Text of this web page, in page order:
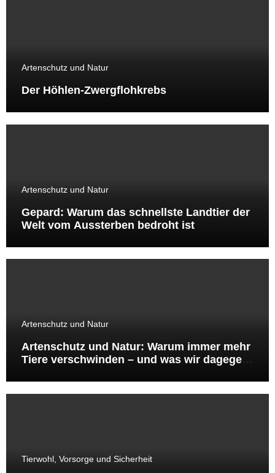
Artenschutz und Natur
Der Höhlen-Zwergflohkrebs
Artenschutz und Natur
Gepard: Warum das schnellste Landtier der
Welt vom Aussterben bedroht ist
Artenschutz und Natur
Artenschutz und Natur: Warum immer mehr
Tiere verschwinden – und was wir dagegen
Tierwohl, Vorsorge und Sicherheit